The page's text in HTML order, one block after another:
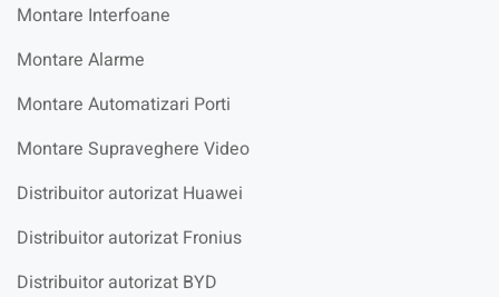
Montare Interfoane
Montare Alarme
Montare Automatizari Porti
Montare Supraveghere Video
Distribuitor autorizat Huawei
Distribuitor autorizat Fronius
Distribuitor autorizat BYD